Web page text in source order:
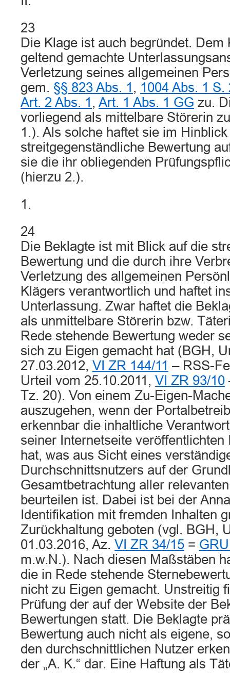
23
Die Klage ist auch begründet. Dem
geltend gemachte
Verletzung seines allgemeinen
gem. §§ 823 Abs. 1 , 1004 Abs. 1 S.
Art. 2 Abs. 1 , Art. 1 Abs. 1 GG zu.
vorliegend als mittelbare Störerin
1.). Als solche haftet sie im
streitgegenständliche Bewertung
sie die ihr obliegenden
(hierzu 2.).
1.
24
Die Beklagte ist mit Blick auf die
Bewertung und die durch ihre
Verletzung des allgemeinen
Klägers verantwortlich und haftet
Unterlassung. Zwar haftet die
als unmittelbare Störerin bzw.
Rede stehende Bewertung weder
sich zu Eigen gemacht hat (BGH,
27.03.2012, VI ZR 144/11 – RSS-
Urteil vom 25.10.2011, VI ZR 93/10
Tz. 20). Von einem Zu-Eigen-
auszugehen, wenn der
erkennbar die inhaltliche
seiner Internetseite veröffentlichten
hat, was aus Sicht eines
Durchschnittsnutzers auf der
Gesamtbetrachtung aller
beurteilen ist. Dabei ist bei der
Identifikation mit fremden Inhalten
Zurückhaltung geboten (vgl. BGH,
01.03.2016, Az. VI ZR 34/15 =
m.w.N.). Nach diesen Maßstäben
die in Rede stehende
nicht zu Eigen gemacht. Unstreitig
Prüfung der auf der Website der
Bewertungen statt. Die Beklagte
Bewertung auch nicht als eigene,
den durchschnittlichen Nutzer
der „A. K.“ dar. Eine Haftung als